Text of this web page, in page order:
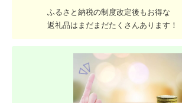
ふるさと納税の制度改定後もお得な
返礼品はまだまだたくさんあります！